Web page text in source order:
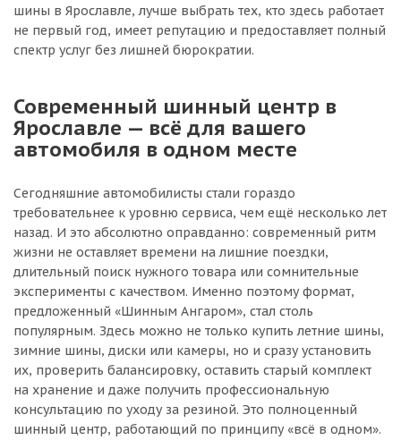
шины в Ярославле, лучше выбрать тех, кто здесь работает
не первый год, имеет репутацию и предоставляет полный
спектр услуг без лишней бюрократии.
Современный шинный центр в
Ярославле — всё для вашего
автомобиля в одном месте
Сегодняшние автомобилисты стали гораздо
требовательнее к уровню сервиса, чем ещё несколько лет
назад. И это абсолютно оправданно: современный ритм
жизни не оставляет времени на лишние поездки,
длительный поиск нужного товара или сомнительные
эксперименты с качеством. Именно поэтому формат,
предложенный «Шинным Ангаром», стал столь
популярным. Здесь можно не только купить летние шины,
зимние шины, диски или камеры, но и сразу установить
их, проверить балансировку, оставить старый комплект
на хранение и даже получить профессиональную
консультацию по уходу за резиной. Это полноценный
шинный центр, работающий по принципу «всё в одном».